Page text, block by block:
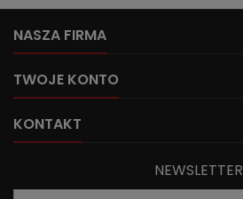
NASZA FIRMA
TWOJE KONTO
KONTAKT
NEWSLETTER